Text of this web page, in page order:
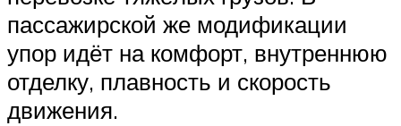
пассажирской же модификации
упор идёт на комфорт, внутреннюю
отделку, плавность и скорость
движения.